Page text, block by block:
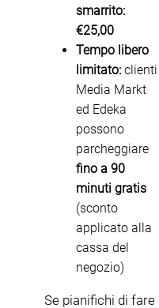
smarrito:
€25,00
Tempo libero
limitato: clienti
Media Markt
ed Edeka
possono
parcheggiare
fino a 90
minuti gratis
(sconto
applicato alla
cassa del
negozio)
Se pianifichi di fare